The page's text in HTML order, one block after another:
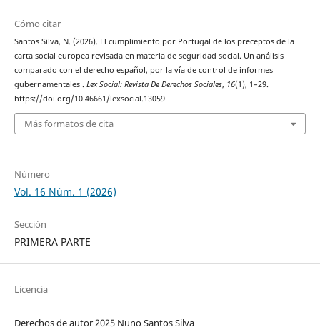
Cómo citar
Santos Silva, N. (2026). El cumplimiento por Portugal de los preceptos de la
carta social europea revisada en materia de seguridad social. Un análisis
comparado con el derecho español, por la vía de control de informes
gubernamentales . Lex Social: Revista De Derechos Sociales, 16(1), 1–29.
https://doi.org/10.46661/lexsocial.13059
Más formatos de cita
Número
Vol. 16 Núm. 1 (2026)
Sección
PRIMERA PARTE
Licencia
Derechos de autor 2025 Nuno Santos Silva